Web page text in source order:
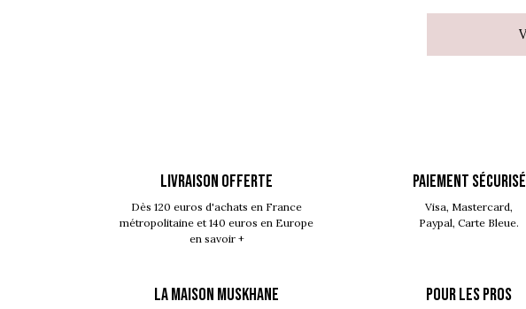
LIVRAISON OFFERTE
Dès 120 euros d'achats en France
métropolitaine et 140 euros en Europe
en savoir +
PAIEMENT SÉCURISÉ
Visa, Mastercard,
Paypal, Carte Bleue.
LA MAISON MUSKHANE POUR LES PROS